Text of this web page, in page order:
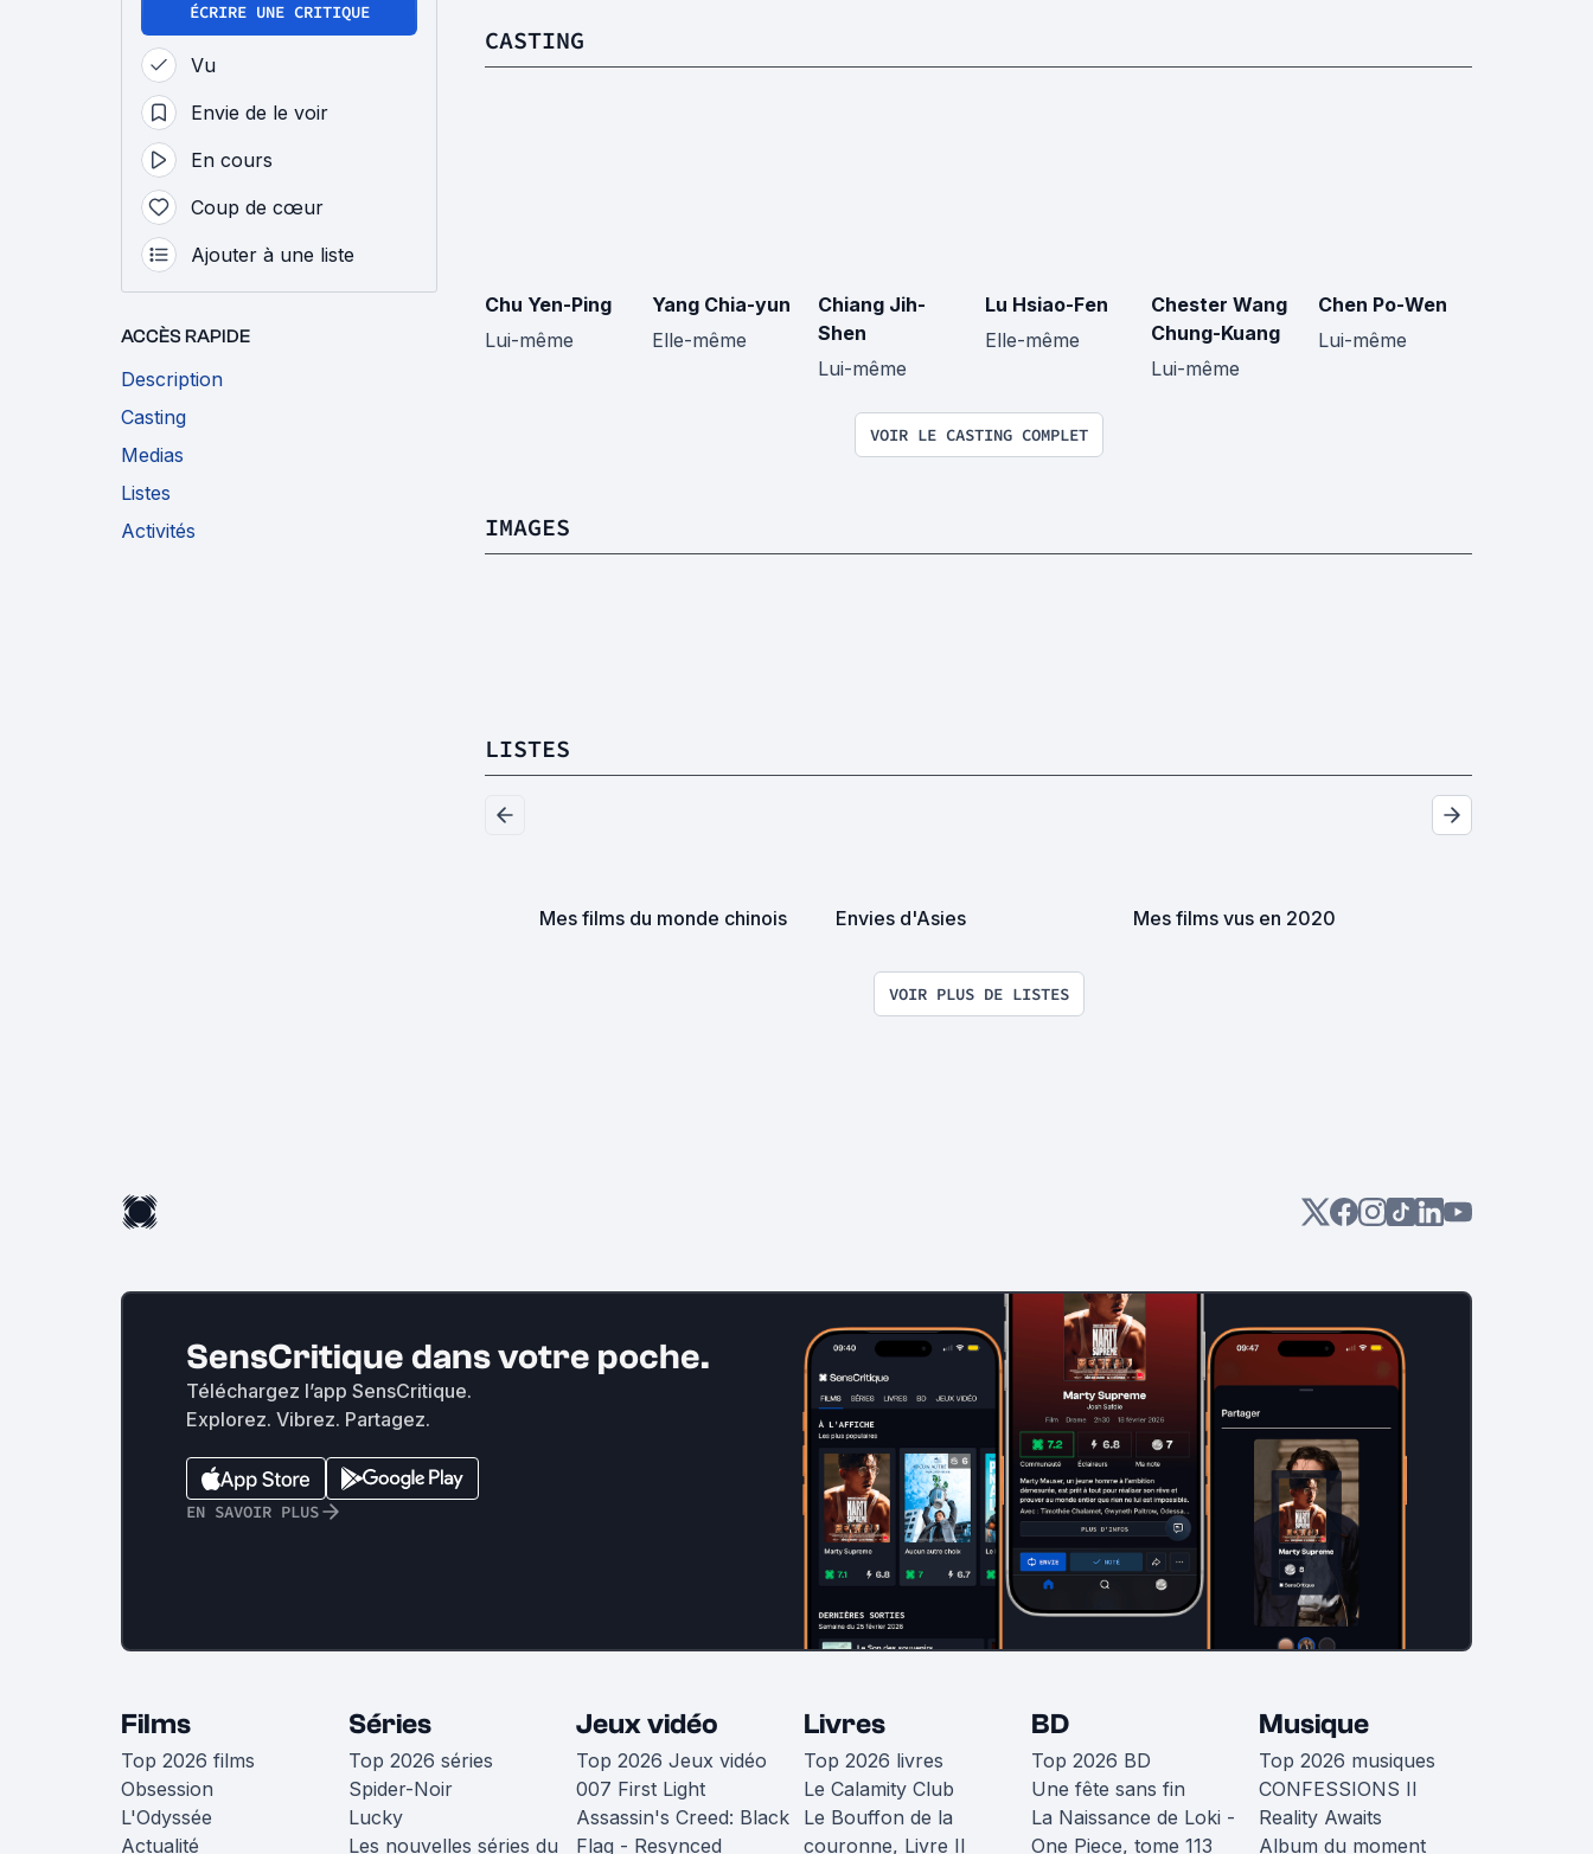
ÉCRIRE UNE CRITIQUE
Vu
Envie de le voir
En cours
Coup de cœur
Ajouter à une liste
ACCÈS RAPIDE
Description
Casting
Medias
Listes
Activités
CASTING
Chu Yen-Ping
Lui-même
Yang Chia-yun
Elle-même
Chiang Jih-
Shen
Lui-même
Lu Hsiao-Fen
Elle-même
Chester Wang
Chung-Kuang
Lui-même
Chen Po-Wen
Lui-même
VOIR LE CASTING COMPLET
IMAGES
LISTES
Mes films du monde chinois Envies d'Asies Mes films vus en 2020
VOIR PLUS DE LISTES
SensCritique dans votre poche.
Téléchargez l’app SensCritique.
Explorez. Vibrez. Partagez.
EN SAVOIR PLUS
Films
Top 2026 films
Obsession
L'Odyssée
Actualité
Séries
Top 2026 séries
Spider-Noir
Lucky
Les nouvelles séries du
Jeux vidéo
Top 2026 Jeux vidéo
007 First Light
Assassin's Creed: Black
Flag - Resynced
Livres
Top 2026 livres
Le Calamity Club
Le Bouffon de la
couronne, Livre II
BD
Top 2026 BD
Une fête sans fin
La Naissance de Loki -
One Piece, tome 113
Musique
Top 2026 musiques
CONFESSIONS II
Reality Awaits
Album du moment